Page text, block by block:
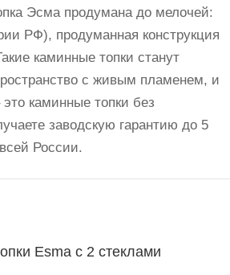
Эсма продумана до мелочей:
РФ), продуманная конструкция
каминные топки станут
с живым пламенем, и
каминные топки без
заводскую гарантию до 5
России.
Esma с 2 стеклами